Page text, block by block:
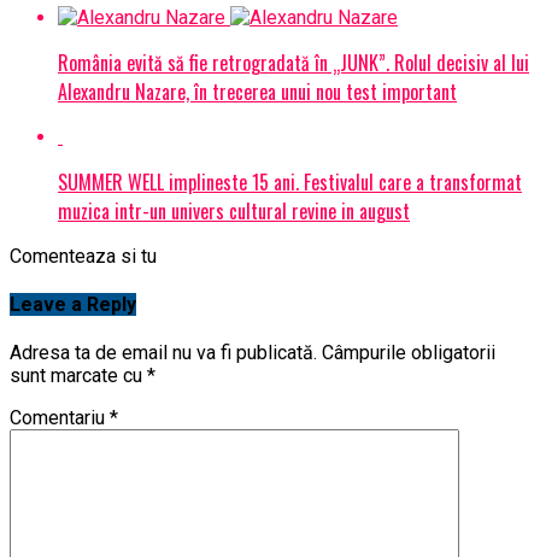
România evită să fie retrogradată în „JUNK”. Rolul decisiv al lui
Alexandru Nazare, în trecerea unui nou test important
SUMMER WELL implineste 15 ani. Festivalul care a transformat
muzica intr-un univers cultural revine in august
Comenteaza si tu
Leave a Reply
Adresa ta de email nu va fi publicată. Câmpurile obligatorii
sunt marcate cu *
Comentariu *